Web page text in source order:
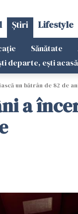
Știri Lifestyle
Sănătate
departe, ești
un bătrân de 82 de
a